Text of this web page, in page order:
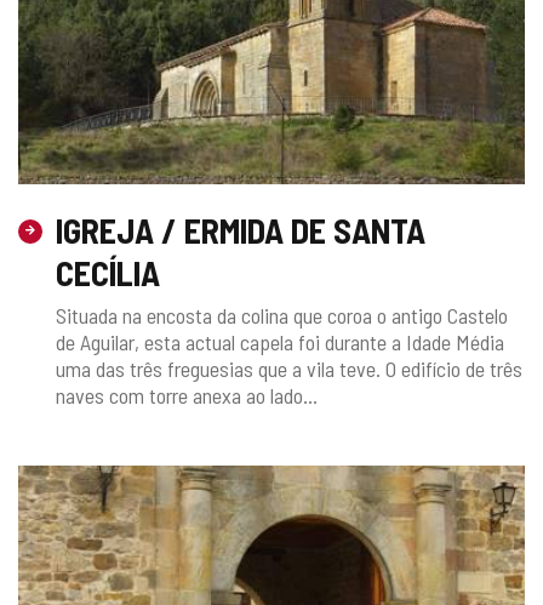
IGREJA / ERMIDA DE SANTA
CECÍLIA
Situada na encosta da colina que coroa o antigo Castelo
de Aguilar, esta actual capela foi durante a Idade Média
uma das três freguesias que a vila teve. O edifício de três
naves com torre anexa ao lado...